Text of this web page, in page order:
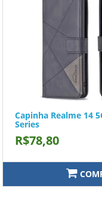
Capinha Realme 14
Series
R$78,80